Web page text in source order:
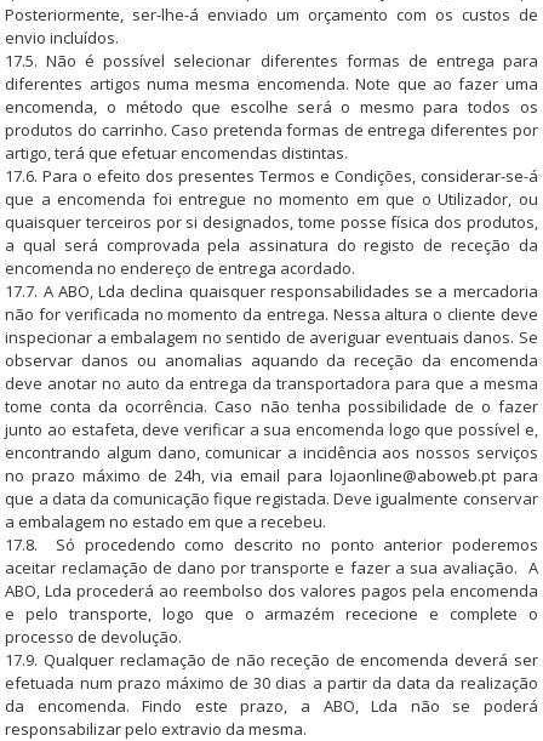
Posteriormente, ser-lhe-á enviado um orçamento com os custos de
envio incluídos.
17.5. Não é possível selecionar diferentes formas de entrega para
diferentes artigos numa mesma encomenda. Note que ao fazer uma
encomenda, o método que escolhe será o mesmo para todos os
produtos do carrinho. Caso pretenda formas de entrega diferentes por
artigo, terá que efetuar encomendas distintas.
17.6. Para o efeito dos presentes Termos e Condições, considerar-se-á
que a encomenda foi entregue no momento em que o Utilizador, ou
quaisquer terceiros por si designados, tome posse física dos produtos,
a qual será comprovada pela assinatura do registo de receção da
encomenda no endereço de entrega acordado.
17.7. A ABO, Lda declina quaisquer responsabilidades se a mercadoria
não for verificada no momento da entrega. Nessa altura o cliente deve
inspecionar a embalagem no sentido de averiguar eventuais danos. Se
observar danos ou anomalias aquando da receção da encomenda
deve anotar no auto da entrega da transportadora para que a mesma
tome conta da ocorrência. Caso não tenha possibilidade de o fazer
junto ao estafeta, deve verificar a sua encomenda logo que possível e,
encontrando algum dano, comunicar a incidência aos nossos serviços
no prazo máximo de 24h, via email para lojaonline@aboweb.ptpara
que a data da comunicação fique registada. Deve igualmente conservar
a embalagem no estado em que a recebeu.
17.8. Só procedendo como descrito no ponto anterior poderemos
aceitar reclamação de dano por transporte e fazer a sua avaliação. A
ABO, Lda procederá ao reembolso dos valores pagos pela encomenda
e pelo transporte, logo que o armazém rececione e complete o
processo de devolução.
17.9. Qualquer reclamação de não receção de encomenda deverá ser
efetuada num prazo máximo de 30 dias a partir da data da realização
da encomenda. Findo este prazo, a ABO, Lda não se poderá
responsabilizar pelo extravio da mesma.